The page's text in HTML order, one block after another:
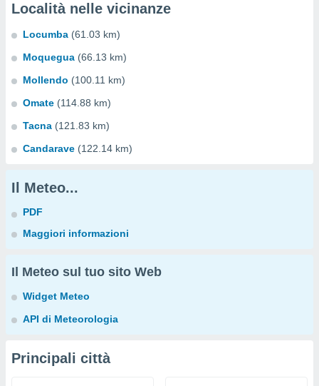
Località nelle vicinanze
Locumba (61.03 km)
Moquegua (66.13 km)
Mollendo (100.11 km)
Omate (114.88 km)
Tacna (121.83 km)
Candarave (122.14 km)
Il Meteo...
PDF
Maggiori informazioni
Il Meteo sul tuo sito Web
Widget Meteo
API di Meteorologia
Principali città